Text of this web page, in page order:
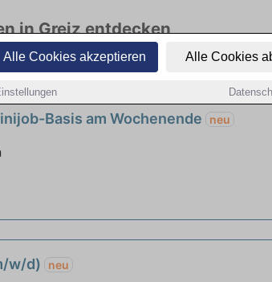
Alle Cookies akzeptieren Alle Cookies
in Greiz entdecken
hier die aktuellsten Angebote. Entdecken Sie
Basis am Wochenende neu
w/d) neu